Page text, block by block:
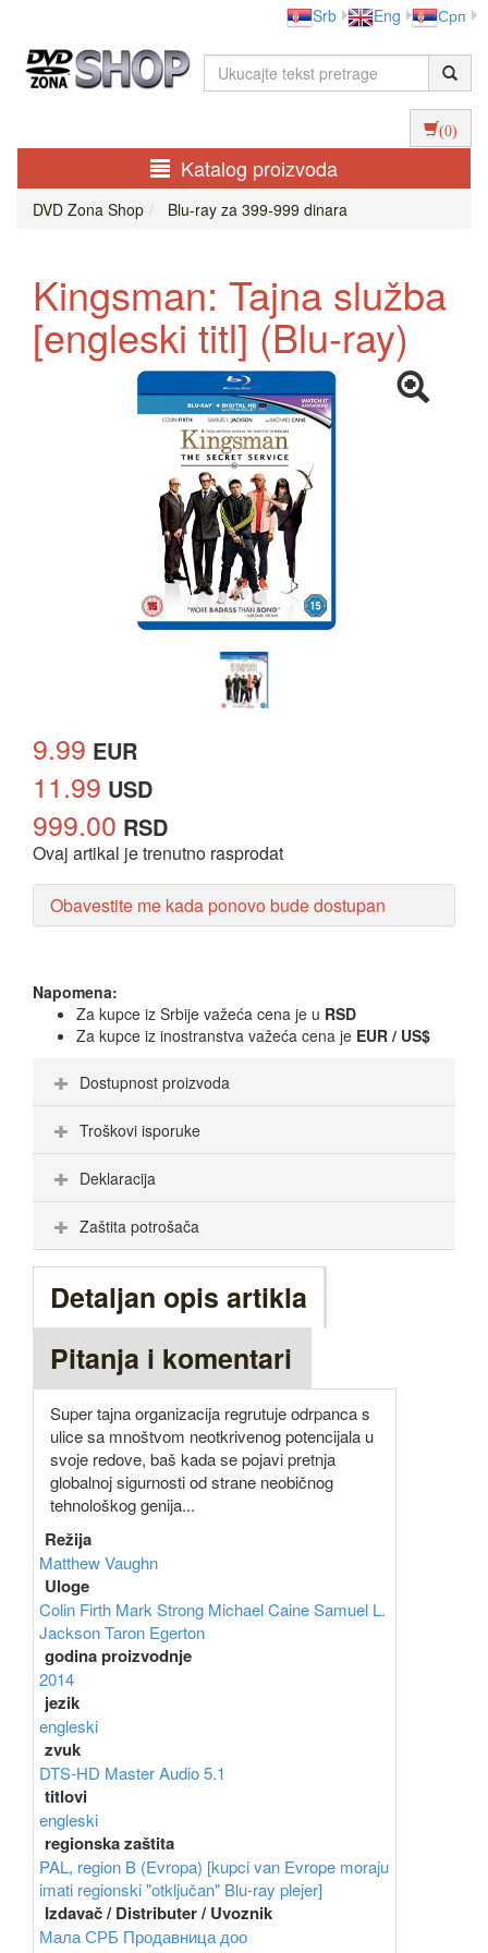
Srb Eng Срп
(0)
Katalog proizvoda
DVD Zona Shop Blu-ray za 399-999 dinara
Kingsman: Tajna služba
[engleski titl] (Blu-ray)
9.99 EUR
11.99 USD
999.00 RSD
Ovaj artikal je trenutno rasprodat
Obavestite me kada ponovo bude dostupan
Napomena:
Za kupce iz Srbije važeća cena je u RSD
Za kupce iz inostranstva važeća cena je EUR / US$
Dostupnost proizvoda
Troškovi isporuke
Deklaracija
Zaštita potrošača
Detaljan opis artikla
Pitanja i komentari
Super tajna organizacija regrutuje odrpanca s
ulice sa mnoštvom neotkrivenog potencijala u
svoje redove, baš kada se pojavi pretnja
globalnoj sigurnosti od strane neobičnog
tehnološkog genija...
Režija
Matthew Vaughn
Uloge
Colin Firth Mark Strong Michael CaineSamuel L.
JacksonTaron Egerton
godina proizvodnje
2014
jezik
engleski
zvuk
DTS-HD Master Audio 5.1
titlovi
engleski
regionska zaštita
PAL, region B (Evropa) [kupci van Evrope moraju
imati regionski "otključan" Blu-ray plejer]
Izdavač / Distributer / Uvoznik
Мала СРБ Продавница доо